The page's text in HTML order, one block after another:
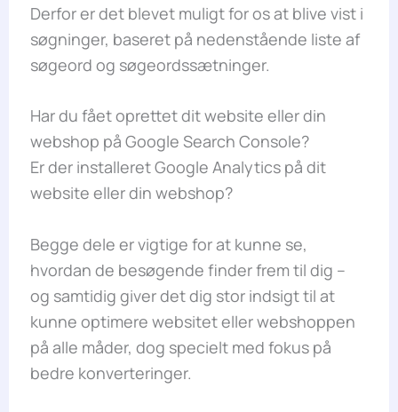
Derfor er det blevet muligt for os at blive vist i
søgninger, baseret på nedenstående liste af
søgeord og søgeordssætninger.
Har du fået oprettet dit website eller din
webshop på Google Search Console?
Er der installeret Google Analytics på dit
website eller din webshop?
Begge dele er vigtige for at kunne se,
hvordan de besøgende finder frem til dig –
og samtidig giver det dig stor indsigt til at
kunne optimere websitet eller webshoppen
på alle måder, dog specielt med fokus på
bedre konverteringer.